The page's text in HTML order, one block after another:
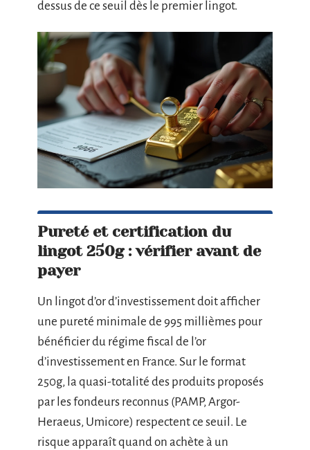
dessus de ce seuil dès le premier lingot.
Pureté et certification du
lingot 250g : vérifier avant de
payer
Un lingot d’or d’investissement doit afficher
une pureté minimale de 995 millièmes pour
bénéficier du régime fiscal de l’or
d’investissement en France. Sur le format
250g, la quasi-totalité des produits proposés
par les fondeurs reconnus (PAMP, Argor-
Heraeus, Umicore) respectent ce seuil. Le
risque apparaît quand on achète à un